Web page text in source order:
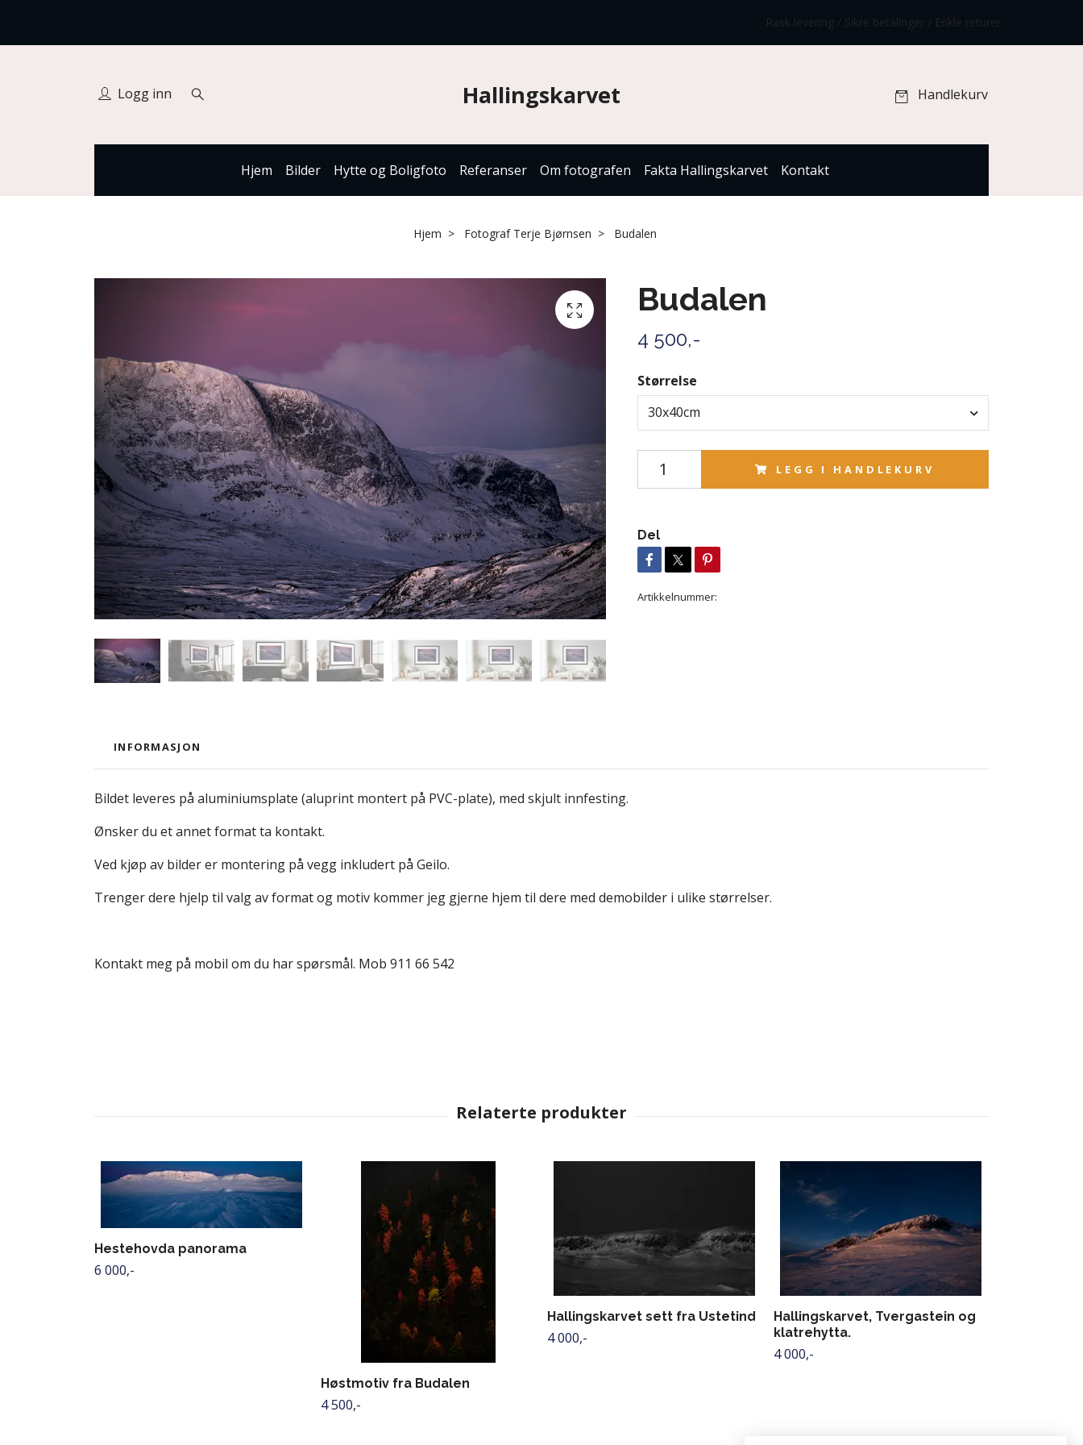
Rask levering / Sikre betalinger / Enkle returer
Logg inn Hallingskarvet Handlekurv
Hjem Bilder Hytte og Boligfoto Referanser Om fotografen Fakta Hallingskarvet Kontakt
Hjem Fotograf Terje Bjørnsen Budalen
Budalen
4 500,-
Størrelse
30x40cm
LEGG I HANDLEKURV
Del
Artikkelnummer:
INFORMASJON
Bildet leveres på aluminiumsplate (aluprint montert på PVC-plate), med skjult innfesting.
Ønsker du et annet format ta kontakt.
Ved kjøp av bilder er montering på vegg inkludert på Geilo.
Trenger dere hjelp til valg av format og motiv kommer jeg gjerne hjem til dere med demobilder i ulike størrelser.
Kontakt meg på mobil om du har spørsmål. Mob 911 66 542
Hestehovda panorama
6 000,-
Høstmotiv fra Budalen
4 500,-
Hallingskarvet sett fra Ustetind
4 000,-
Hallingskarvet, Tvergastein og
klatrehytta.
4 000,-